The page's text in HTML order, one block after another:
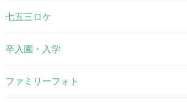
七五三ロケ
卒入園・入学
ファミリーフォト